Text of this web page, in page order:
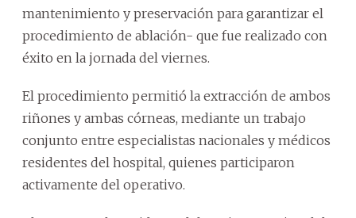
mantenimiento y preservación para garantizar el
procedimiento de ablación- que fue realizado con
éxito en la jornada del viernes.
El procedimiento permitió la extracción de ambos
riñones y ambas córneas, mediante un trabajo
conjunto entre especialistas nacionales y médicos
residentes del hospital, quienes participaron
activamente del operativo.